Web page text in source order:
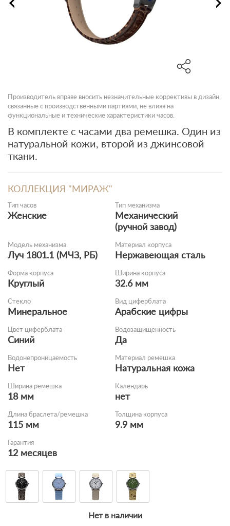
Производитель вправе вносить незначительные коррективы в дизайн,
связанные с производственными партиями, не влияя на
функциональные и технические характеристики часов.
В комплекте с часами два ремешка. Один из
натуральной кожи, второй из джинсовой
ткани.
КОЛЛЕКЦИЯ "МИРАЖ"
Тип часов
Женские
Тип механизма
Механический
(ручной завод)
Модель механизма
Луч 1801.1 (МЧЗ, РБ)
Материал корпуса
Нержавеющая сталь
Форма корпуса
Круглый
Ширина корпуса
32.6 мм
Стекло
Минеральное
Вид циферблата
Арабские цифры
Цвет циферблата
Синий
Водозащищенность
Да
Водонепроницаемость
Нет
Материал ремешка
Натуральная кожа
Ширина ремешка
18 мм
Календарь
нет
Длина браслета/ремешка
115 мм
Толщина корпуса
9.9 мм
Гарантия
12 месяцев
Нет в наличии